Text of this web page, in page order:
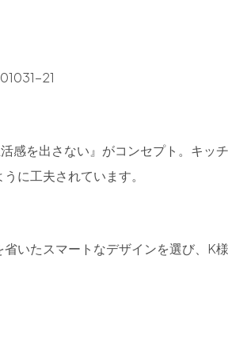
感を出さない』がコンセプト。キッ
に工夫されています。
省いたスマートなデザインを選び、K